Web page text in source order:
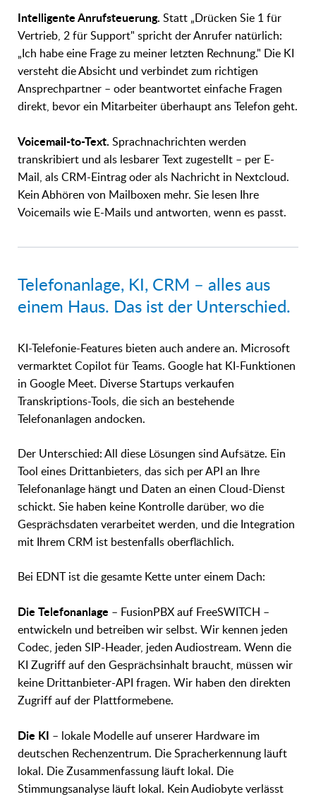
Intelligente Anrufsteuerung. Statt „Drücken Sie 1 für
Vertrieb, 2 für Support" spricht der Anrufer natürlich:
„Ich habe eine Frage zu meiner letzten Rechnung." Die KI
versteht die Absicht und verbindet zum richtigen
Ansprechpartner – oder beantwortet einfache Fragen
direkt, bevor ein Mitarbeiter überhaupt ans Telefon geht.
Voicemail-to-Text. Sprachnachrichten werden
transkribiert und als lesbarer Text zugestellt – per E-
Mail, als CRM-Eintrag oder als Nachricht in Nextcloud.
Kein Abhören von Mailboxen mehr. Sie lesen Ihre
Voicemails wie E-Mails und antworten, wenn es passt.
Telefonanlage, KI, CRM – alles aus
einem Haus. Das ist der Unterschied.
KI-Telefonie-Features bieten auch andere an. Microsoft
vermarktet Copilot für Teams. Google hat KI-Funktionen
in Google Meet. Diverse Startups verkaufen
Transkriptions-Tools, die sich an bestehende
Telefonanlagen andocken.
Der Unterschied: All diese Lösungen sind Aufsätze. Ein
Tool eines Drittanbieters, das sich per API an Ihre
Telefonanlage hängt und Daten an einen Cloud-Dienst
schickt. Sie haben keine Kontrolle darüber, wo die
Gesprächsdaten verarbeitet werden, und die Integration
mit Ihrem CRM ist bestenfalls oberflächlich.
Bei EDNT ist die gesamte Kette unter einem Dach:
Die Telefonanlage – FusionPBX auf FreeSWITCH –
entwickeln und betreiben wir selbst. Wir kennen jeden
Codec, jeden SIP-Header, jeden Audiostream. Wenn die
KI Zugriff auf den Gesprächsinhalt braucht, müssen wir
keine Drittanbieter-API fragen. Wir haben den direkten
Zugriff auf der Plattformebene.
Die KI – lokale Modelle auf unserer Hardware im
deutschen Rechenzentrum. Die Spracherkennung läuft
lokal. Die Zusammenfassung läuft lokal. Die
Stimmungsanalyse läuft lokal. Kein Audiobyte verlässt